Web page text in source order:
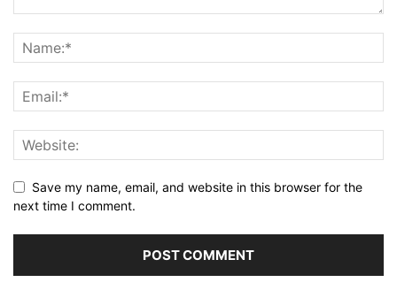
Save my name, email, and website in this browser for the
next time I comment.